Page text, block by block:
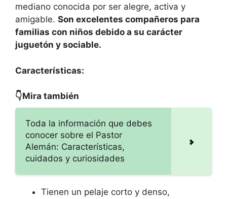
mediano conocida por ser alegre, activa y
amigable. Son excelentes compañeros para
familias con niños debido a su carácter
juguetón y sociable.
Características:
👇Mira también
Toda la información que debes
conocer sobre el Pastor
Alemán: Características,
cuidados y curiosidades
Tienen un pelaje corto y denso,